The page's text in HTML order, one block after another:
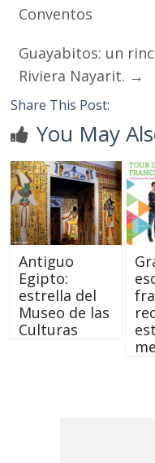
Conventos
Guayabitos: un
Riviera Nayarit. →
Share This Post:
You May
Antiguo
Egipto:
estrella del
Museo de las
Culturas